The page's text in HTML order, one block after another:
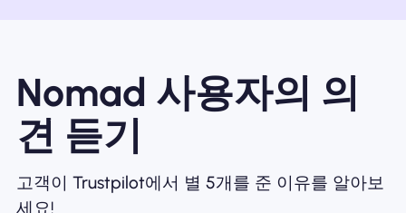
Nomad 사용자의 의
견 듣기
고객이 Trustpilot에서 별 5개를 준 이유를 알아보
세요!